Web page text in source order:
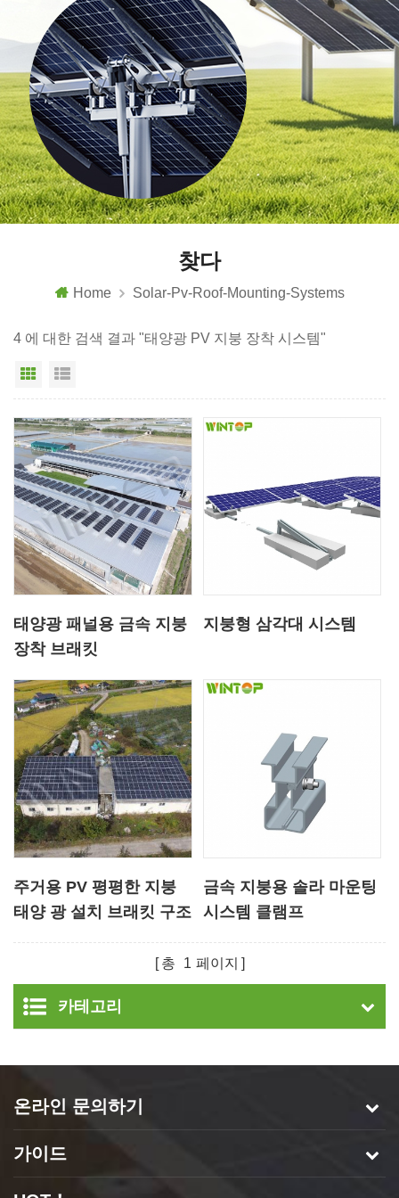
찾다
Home Solar-Pv-Roof-Mounting-Systems
4 에 대한 검색 결과 "태양광 PV 지붕 장착 시스템"
그리드 보기
태양광 패널용 금속 지붕
장착 브래킷
지붕형 삼각대 시스템
주거용 PV 평평한 지붕
태양 광 설치 브래킷 구조
금속 지붕용 솔라 마운팅
시스템 클램프
총 1 페이지
카테고리
온라인 문의하기
가이드